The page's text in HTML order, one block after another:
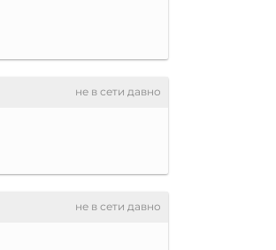
не в сети давно
не в сети давно